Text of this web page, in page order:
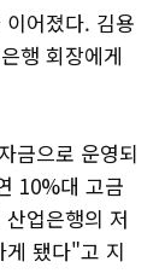
어졌다. 김용
행 회장에게
금으로 운영되
10%대 고금
업은행의 저
게 됐다"고 지